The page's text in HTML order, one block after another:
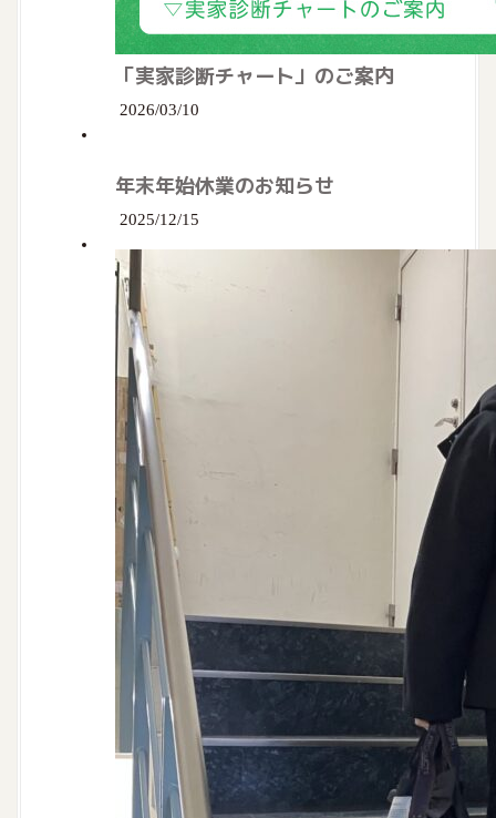
「実家診断チャート」のご案内
2026/03/10
年末年始休業のお知らせ
2025/12/15